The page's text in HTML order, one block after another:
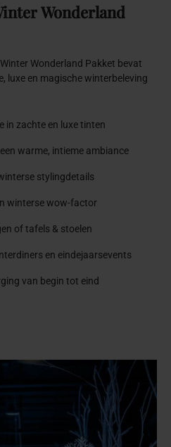
Wonderland
Wonderland Pakket bevat
luxe en magische winterbeleving
in zachte en luxe tinten
warme, intieme ambiance
stylingdetails
winterse wow-factor
of tafels & stoelen
en eindejaarsevents
van begin tot eind